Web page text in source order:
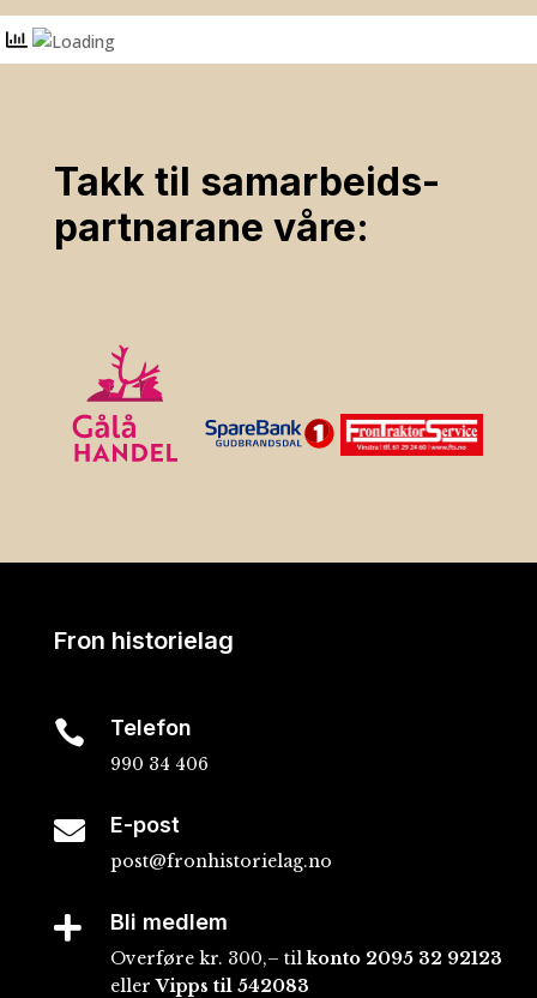
Takk til samarbeids­
partnarane våre:
Fron historielag
 Telefon
990 34 406
 E-post
post@fronhistorielag.no
 Bli medlem
Overføre kr. 300,– tilkonto 2095 32 92123
ellerVipps til 542083